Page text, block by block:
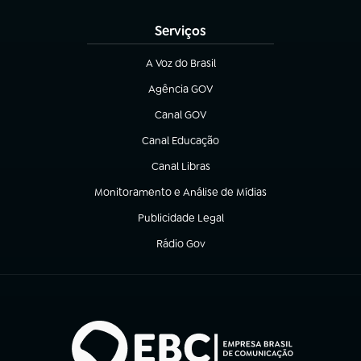
Serviços
A Voz do Brasil
(abre em nova aba)
Agência GOV
(abre em nova aba)
Canal GOV
(abre em nova aba)
Canal Educação
(abre em nova aba)
Canal Libras
(abre em nova aba)
Monitoramento e Análise de Mídias
(abre em nova aba)
Publicidade Legal
(abre em nova aba)
Rádio Gov
(abre em nova aba)